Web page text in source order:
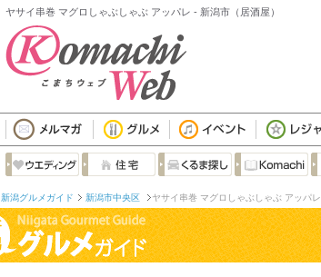
ヤサイ串巻 マグロしゃぶしゃぶ アッパレ - 新潟市（居酒屋）
新潟グルメガイド 新潟市中央区 ヤサイ串巻 マグロしゃぶしゃぶ アッパレ